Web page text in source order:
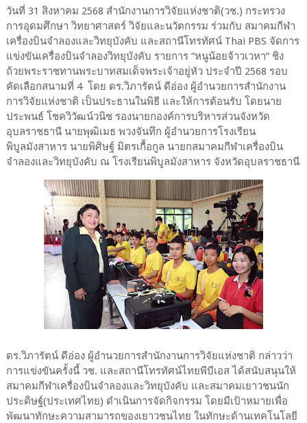
วันที่ 31 สิงหาคม 2568 สำนักงานการวิจัยแห่งชาติ(วช.) กระทรวง
การอุดมศึกษา วิทยาศาสตร์ วิจัยและนวัตกรรม ร่วมกับ สมาคมกีฬา
เครื่องบินจำลองและวิทยุบังคับ และสถานีโทรทัศน์ Thai PBS จัดการ
แข่งขันเครื่องบินจำลองวิทยุบังคับ รายการ “หนูน้อยจ้าวเวหา” ชิง
ถ้วยพระราชทานพระบาทสมเด็จพระเจ้าอยู่หัว ประจำปี 2568 รอบ
คัดเลือกสนามที่ 4 โดย ดร.วิภารัตน์ ดีอ่อง ผู้อำนวยการสำนักงาน
การวิจัยแห่งชาติ เป็นประธานในพิธี และให้การต้อนรับ โดยนาย
ประพนธ์ โชควิวัฒน์วนิช รองนายกองค์การบริหารส่วนจังหวัด
อุบลราชธานี นายพุฒิเมธ พวงจันทึก ผู้อำนวยการโรงเรียน
พิบูลมังสาหาร นายพิศิษฐ์ มิตรเกื้อกูล นายกสมาคมกีฬาเครื่องบิน
จำลองและวิทยุบังคับ ณ โรงเรียนพิบูลมังสาหาร จังหวัดอุบลราชธานี
ดร.วิภารัตน์ ดีอ่อง ผู้อำนวยการสำนักงานการวิจัยแห่งชาติ กล่าวว่า
การแข่งขันครั้งนี้ วช. และสถานีโทรทัศน์ไทยพีบีเอส ได้สนับสนุนให้
สมาคมกีฬาเครื่องบินจำลองและวิทยุบังคับ และสมาคมเยาวชนนัก
ประดิษฐ์(ประเทศไทย) ดำเนินการจัดกิจกรรม โดยมีเป้าหมายเพื่อ
พัฒนาทักษะความสามารถของเยาวชนไทย ในทักษะด้านเทคโนโลยี